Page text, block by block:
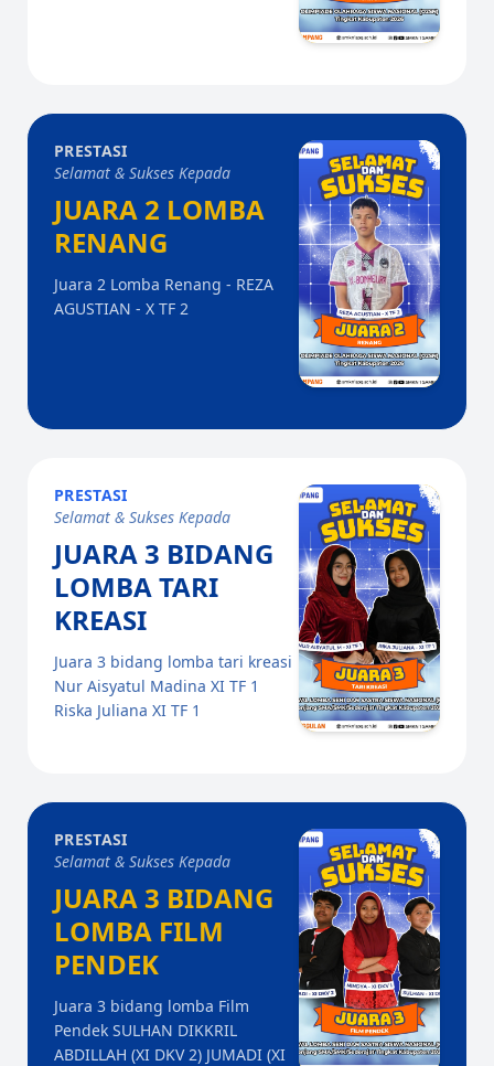
PRESTASI
Selamat & Sukses Kepada
JUARA 2 LOMBA
RENANG
Juara 2 Lomba Renang - REZA
AGUSTIAN - X TF 2
PRESTASI
Selamat & Sukses Kepada
JUARA 3 BIDANG
LOMBA TARI
KREASI
Juara 3 bidang lomba tari kreasi
Nur Aisyatul Madina XI TF 1
Riska Juliana XI TF 1
PRESTASI
Selamat & Sukses Kepada
JUARA 3 BIDANG
LOMBA FILM
PENDEK
Juara 3 bidang lomba Film
Pendek SULHAN DIKKRIL
ABDILLAH (XI DKV 2) JUMADI (XI